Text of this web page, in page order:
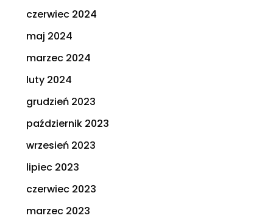
czerwiec 2024
maj 2024
marzec 2024
luty 2024
grudzień 2023
październik 2023
wrzesień 2023
lipiec 2023
czerwiec 2023
marzec 2023